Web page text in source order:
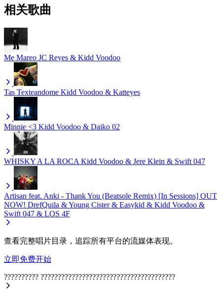
相关歌曲
Me Mareo JC Reyes & Kidd Voodoo
Tas Texteandome Kidd Voodoo & Katteyes
Minnie <3 Kidd Voodoo & Daiko 02
WHISKY A LA ROCA Kidd Voodoo & Jere Klein & Swift 047
Artisan feat. Anki - Thank You (Beatsole Remix) [In Sessions] OUT
NOW! DrefQuila & Young Cister & Easykid & Kidd Voodoo &
Swift 047 & LOS 4F
查看完整唱片目录，追踪所有平台的流媒体表现。
立即免费开始
?????????? ???????????????????????????????????????